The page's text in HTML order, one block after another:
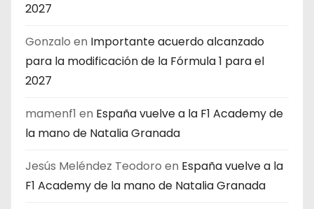
2027
Gonzalo en Importante acuerdo alcanzado
para la modificación de la Fórmula 1 para el
2027
mamenf1 en España vuelve a la F1 Academy de
la mano de Natalia Granada
Jesús Meléndez Teodoro en España vuelve a la
F1 Academy de la mano de Natalia Granada